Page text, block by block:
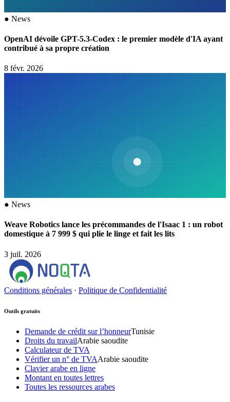
● News
OpenAI dévoile GPT-5.3-Codex : le premier modèle d'IA ayant
contribué à sa propre création
8 févr. 2026
● News
Weave Robotics lance les précommandes de l'Isaac 1 : un robot
domestique à 7 999 $ qui plie le linge et fait les lits
3 juil. 2026
Conditions générales · Politique de Confidentialité
Outils gratuits
Demande de crédit sur l’honneurTunisie
Droits du travailArabie saoudite
Calculateur de TVA
Vérifier un n° de TVAArabie saoudite
Clavier arabe en ligne
Montant en toutes lettres
Toutes les ressources arabes